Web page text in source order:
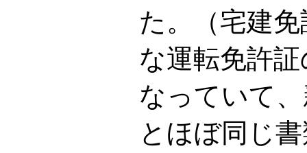
た。（宅建
な運転免許
なっていて
とほぼ同じ